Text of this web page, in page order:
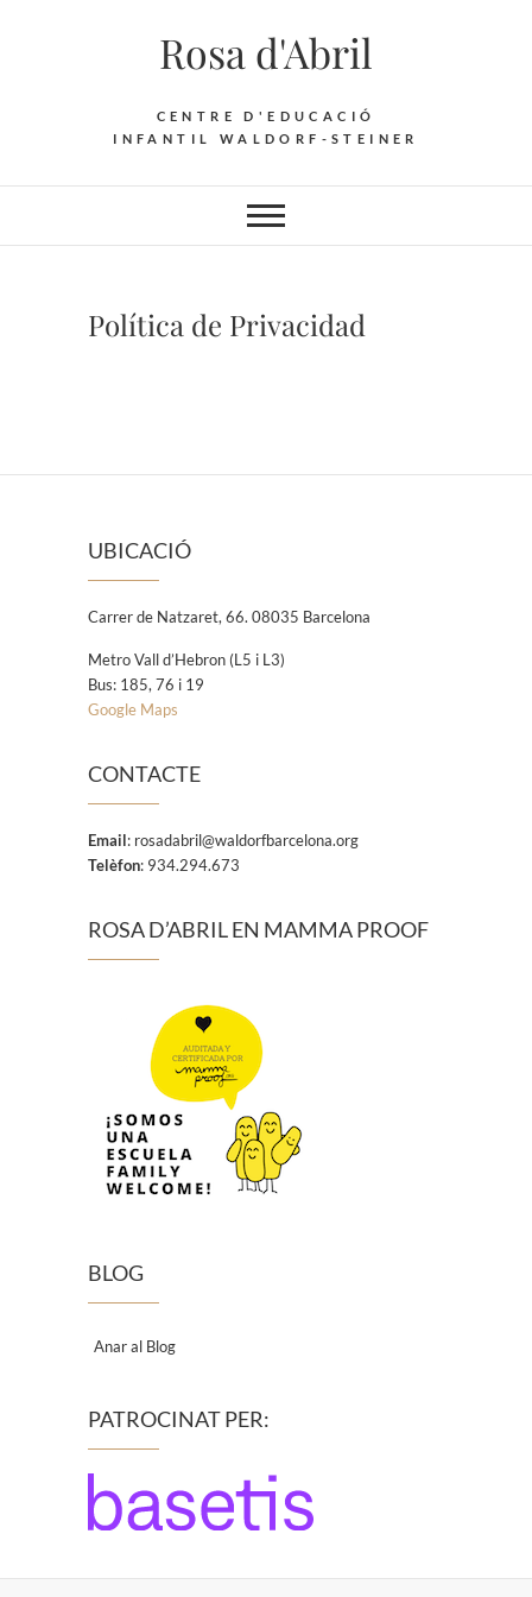
Rosa d'Abril
CENTRE D'EDUCACIÓ
INFANTIL WALDORF-STEINER
Política de Privacidad
UBICACIÓ
Carrer de Natzaret, 66. 08035 Barcelona
Metro Vall d’Hebron (L5 i L3)
Bus: 185, 76 i 19
Google Maps
CONTACTE
Email: rosadabril@waldorfbarcelona.org
Telèfon: 934.294.673
ROSA D’ABRIL EN MAMMA PROOF
BLOG
Anar al Blog
PATROCINAT PER: